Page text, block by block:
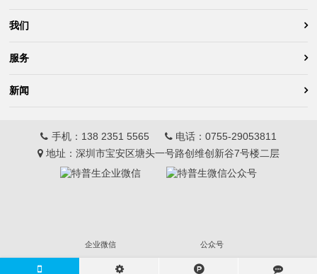
我们
服务
新闻
手机： 138 2351 5565 电话： 0755-29053811
地址：深圳市宝安区塘头一号路创维创新谷7号楼二层
企业微信 公众号